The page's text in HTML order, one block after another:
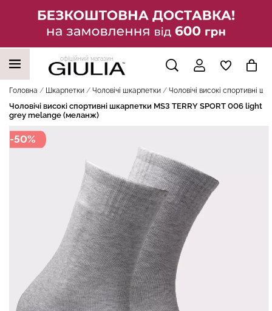
офіційний магазин
Головна Шкарпетки Чоловічі шкарпетки Чоловічі високі спортивні
Чоловічі високі спортивні шкарпетки MS3 TERRY SPORT 006 light
grey melange (меланж)
-50%
НАШІ ТРЕНДОВІ ТОВАРИ